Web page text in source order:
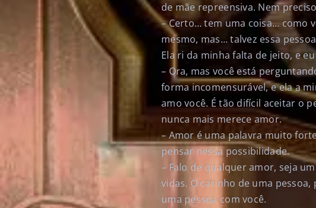
de mãe repreensiva. Nem
– Certo… tem uma coisa… como
mesmo, mas… talvez essa
Ela ri da minha falta de jeito, e
– Ora, mas você está
forma incomensurável, e ela a
amo você. É tão difícil aceitar o
nunca mais merece amor.
– Amor é uma palavra muito
pensar nessa possibilidade.
– Falo de qualquer amor, seja
vidas. O carinho de uma
uma pessoa com você.